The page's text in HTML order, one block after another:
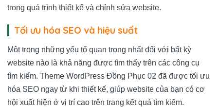
trong quá trình thiết kế và chỉnh sửa website.
Tối ưu hóa SEO và hiệu suất
Một trong những yếu tố quan trọng nhất đối với bất kỳ
website nào là khả năng được tìm thấy trên các công cụ
tìm kiếm. Theme WordPress Đồng Phục 02 đã được tối ưu
hóa SEO ngay từ khi thiết kế, giúp website của bạn có cơ
hội xuất hiện ở vị trí cao trên trang kết quả tìm kiếm.